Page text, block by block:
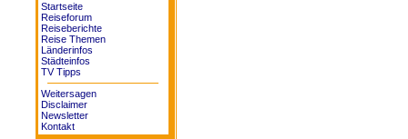
Startseite
Reiseforum
Reiseberichte
Reise Themen
Länderinfos
Städteinfos
TV Tipps
Weitersagen
Disclaimer
Newsletter
Kontakt